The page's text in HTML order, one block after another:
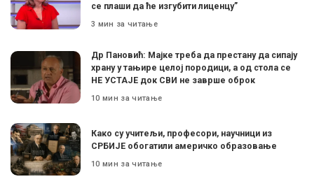
се плаши да ће изгубити лиценцу”
3 мин за читање
Др Пановић: Мајке треба да престану да сипају
храну у тањире целој породици, а од стола се
НЕ УСТАЈЕ док СВИ не заврше оброк
10 мин за читање
Како су учитељи, професори, научници из
СРБИЈЕ обогатили америчко образовање
10 мин за читање